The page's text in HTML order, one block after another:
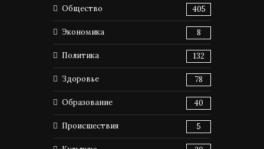
Общество 405
Экономика 8
Политика 132
Здоровье 78
Образование 40
Происшествия 5